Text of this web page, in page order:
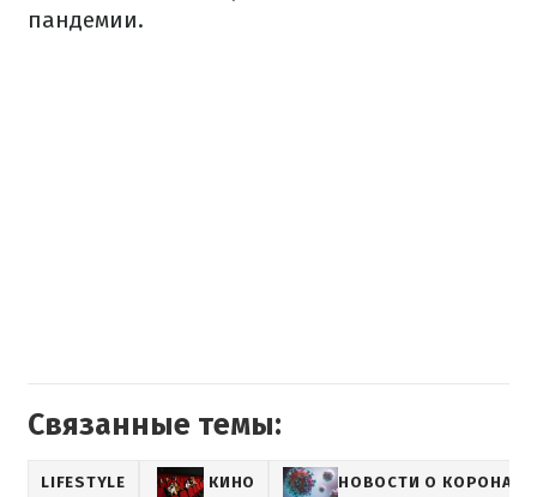
пандемии.
Связанные темы:
LIFESTYLE КИНО НОВОСТИ О